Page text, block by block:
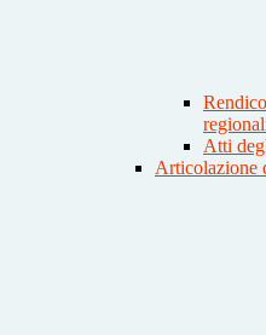
Atti
Articolazione